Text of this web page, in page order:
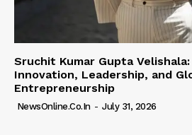
Sruchit Kumar Gupta
Innovation, Leadership, and
Entrepreneurship
NewsOnline.co.in - July 31, 2026